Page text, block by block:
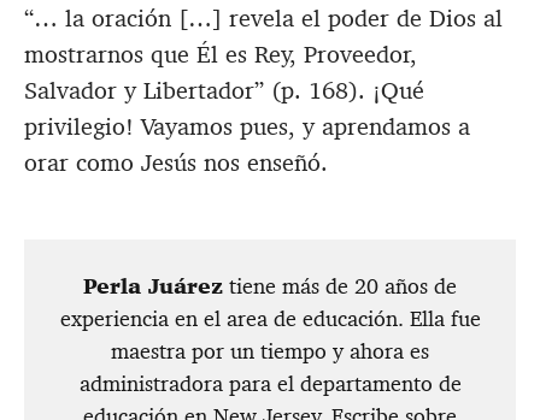
“… la oración […] revela el poder de Dios al
mostrarnos que Él es Rey, Proveedor,
Salvador y Libertador” (p. 168). ¡Qué
privilegio! Vayamos pues, y aprendamos a
orar como Jesús nos enseñó.
Perla Juárez tiene más de 20 años de
experiencia en el area de educación. Ella fue
maestra por un tiempo y ahora es
administradora para el departamento de